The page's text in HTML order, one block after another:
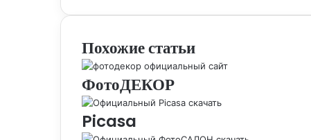
электронную
Похожие статьи
ФотоДЕКОР
Picasa